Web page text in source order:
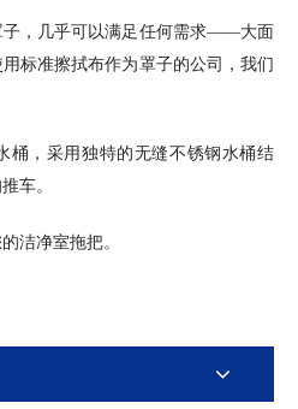
子，几乎可以满足任何需求——大面
标准擦拭布作为罩子的公司，我们
桶，采用独特的无缝不锈钢水桶结
车。
洁净室拖把。